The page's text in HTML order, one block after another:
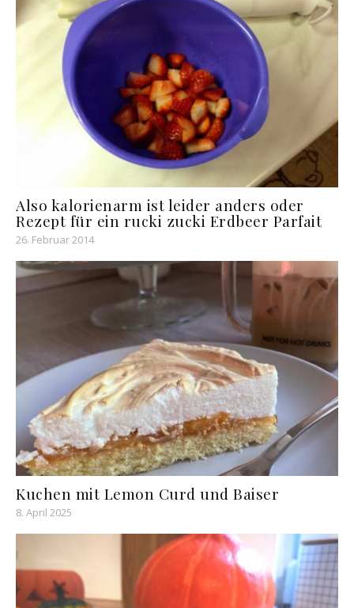
Also kalorienarm ist leider anders oder
Rezept für ein rucki zucki Erdbeer Parfait
26. Februar 2014
Kuchen mit Lemon Curd und Baiser
8. April 2025